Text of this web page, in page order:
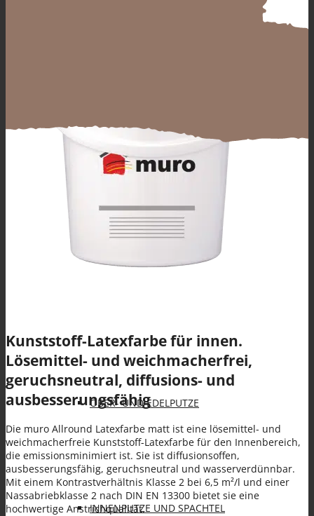
OBER- UND EDELPUTZE
INNENPUTZE UND SPACHTEL
Kunststoff-Latexfarbe für innen.
Lösemittel- und weichmacherfrei,
geruchsneutral, diffusions- und
ausbesserungsfähig
Die muro Allround Latexfarbe matt ist eine lösemittel- und
weichmacherfreie Kunststoff-Latexfarbe für den Innenbereich,
die emissionsminimiert ist. Sie ist diffusionsoffen,
ausbesserungsfähig, geruchsneutral und wasserverdünnbar.
Mit einem Kontrastverhältnis Klasse 2 bei 6,5 m²/l und einer
Nassabriebklasse 2 nach DIN EN 13300 bietet sie eine
hochwertige Anstrichqualität.